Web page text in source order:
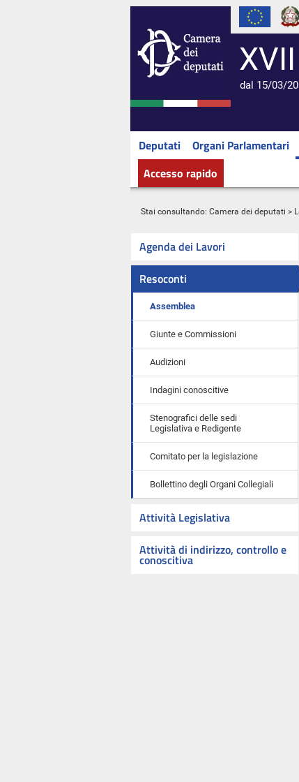
dal 15/03/
Deputati Organi Parlamentari
Accesso rapido
Stai consultando: Camera dei deputati >
Agenda dei Lavori
Resoconti
Assemblea
Giunte e Commissioni
Audizioni
Indagini conoscitive
Stenografici delle sedi
Legislativa e Redigente
Comitato per la legislazione
Bollettino degli Organi Collegiali
Attività Legislativa
Attività di indirizzo, controllo e
conoscitiva